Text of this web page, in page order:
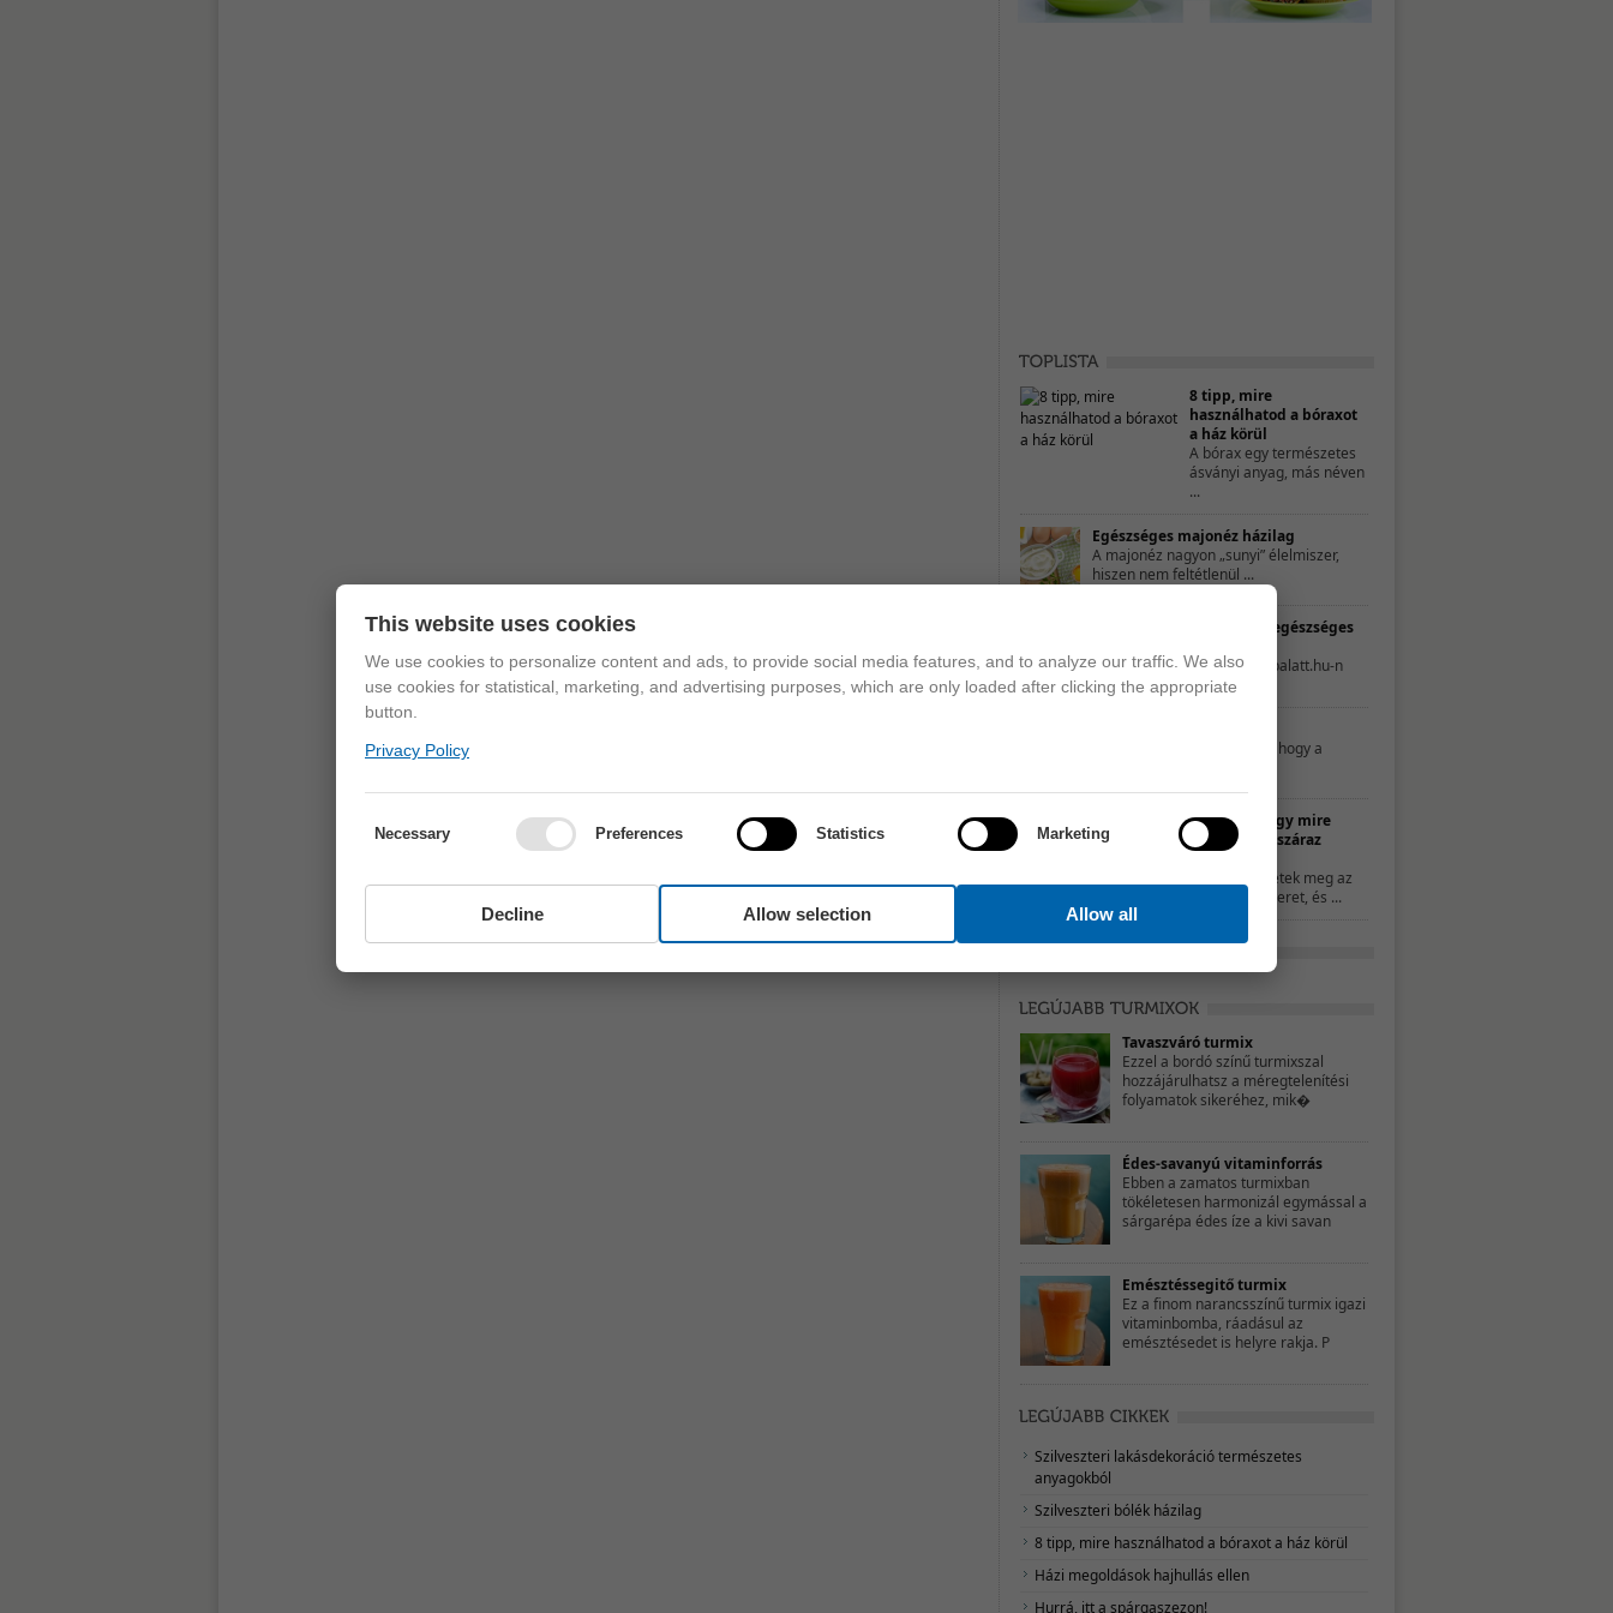
8 tipp, mire
használhatod a bóraxot
a ház körül
A bórax egy természetes
ásványi anyag, más néven
...
Egészséges majonéz házilag
A majonéz nagyon „sunyi” élelmiszer,
hiszen nem feltétlenül ...
TESZT – Te mennyire élsz egészséges
A következő tesztet a 21napalatt.hu-n
találtuk. Egyszerűen csak ...
Néhány szülő úgy gondolja, hogy a
10 ötlet, hogy mire
használd a száraz
Ha nem ettétek meg az
összes kenyeret, és ...
Tavaszváró turmix
Ezzel a bordó színű turmixszal
hozzájárulhatsz a méregtelenítési
folyamatok sikeréhez, mik�
Édes-savanyú vitaminforrás
Ebben a zamatos turmixban
tökéletesen harmonizál egymással a
sárgarépa édes íze a kivi savan
Emésztéssegitő turmix
Ez a finom narancsszínű turmix igazi
vitaminbomba, ráadásul az
emésztésedet is helyre rakja. P
Szilveszteri lakásdekoráció természetes
anyagokból
Szilveszteri bólék házilag
8 tipp, mire használhatod a bóraxot a ház körül
Házi megoldások hajhullás ellen
Hurrá, itt a spárgaszezon!
This website uses cookies
We use cookies to personalize content and ads, to provide social media features, and to analyze our traffic. We also
use cookies for statistical, marketing, and advertising purposes, which are only loaded after clicking the appropriate
button.
Privacy Policy
Necessary Preferences Statistics Marketing
Decline Allow selection Allow all